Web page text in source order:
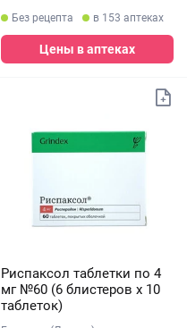
Без рецепта в 153 аптеках
Цены в аптеках
Риспаксол таблетки по 4
мг №60 (6 блистеров х 10
таблеток)